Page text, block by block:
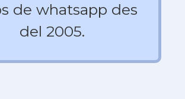
de whatsapp des
del 2005.